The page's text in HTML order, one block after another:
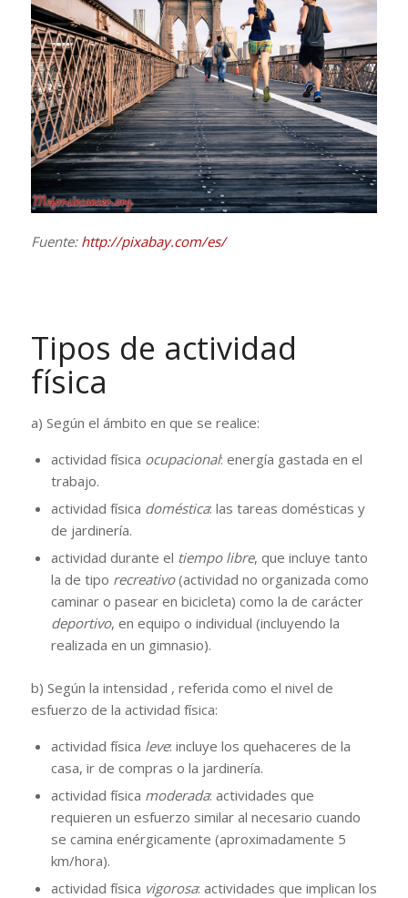
Fuente: http://pixabay.com/es/
Tipos de actividad
física
a) Según el ámbito en que se realice:
actividad física ocupacional: energía gastada en el
trabajo.
actividad física doméstica: las tareas domésticas y
de jardinería.
actividad durante el tiempo libre, que incluye tanto
la de tipo recreativo(actividad no organizada como
caminar o pasear en bicicleta) como la de carácter
deportivo, en equipo o individual (incluyendo la
realizada en un gimnasio).
b) Según la intensidad , referida como el nivel de
esfuerzo de la actividad física:
actividad física leve: incluye los quehaceres de la
casa, ir de compras o la jardinería.
actividad física moderada: actividades que
requieren un esfuerzo similar al necesario cuando
se camina enérgicamente (aproximadamente 5
km/hora).
actividad física vigorosa: actividades que implican los